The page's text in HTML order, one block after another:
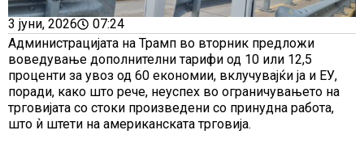
3 јуни, 2026
07:24
Администрацијата на Трамп во вторник предложи
воведување дополнителни тарифи од 10 или 12,5
проценти за увоз од 60 економии, вклучувајќи ја и ЕУ,
поради, како што рече, неуспех во ограничувањето на
трговијата со стоки произведени со принудна работа,
што ѝ штети на американската трговија.